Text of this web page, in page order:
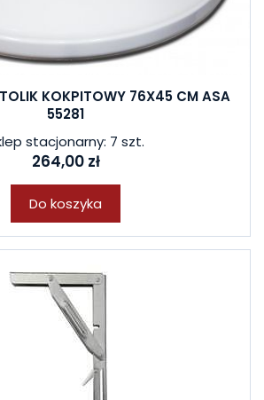
KOKPITOWY 76X45 CM ASA
55281
stacjonarny: 7 szt.
264,00 zł
Do koszyka